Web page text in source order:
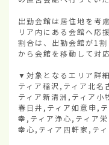
出勤会館は居住地を考
リア内にある会館へ応
割合は、出勤会館が1
から会館を移動して対
▼対象となるエリア詳細
ティア稲沢,ティア北
ティア新清洲,ティア小
春日井,ティア如意申,
幸,ティア浄心,ティア
幸心,ティア四軒家,テ